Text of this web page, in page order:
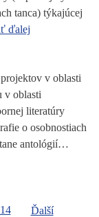
tanca) týkajúcej
ďalej
v oblasti
v oblasti
literatúry
o osobnostiach
antológií…
14 Ďalší